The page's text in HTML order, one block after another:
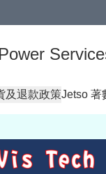
及退款政策Jetso 著